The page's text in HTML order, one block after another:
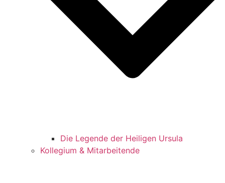
Die Legende der Heiligen Ursula
Kollegium & Mitarbeitende